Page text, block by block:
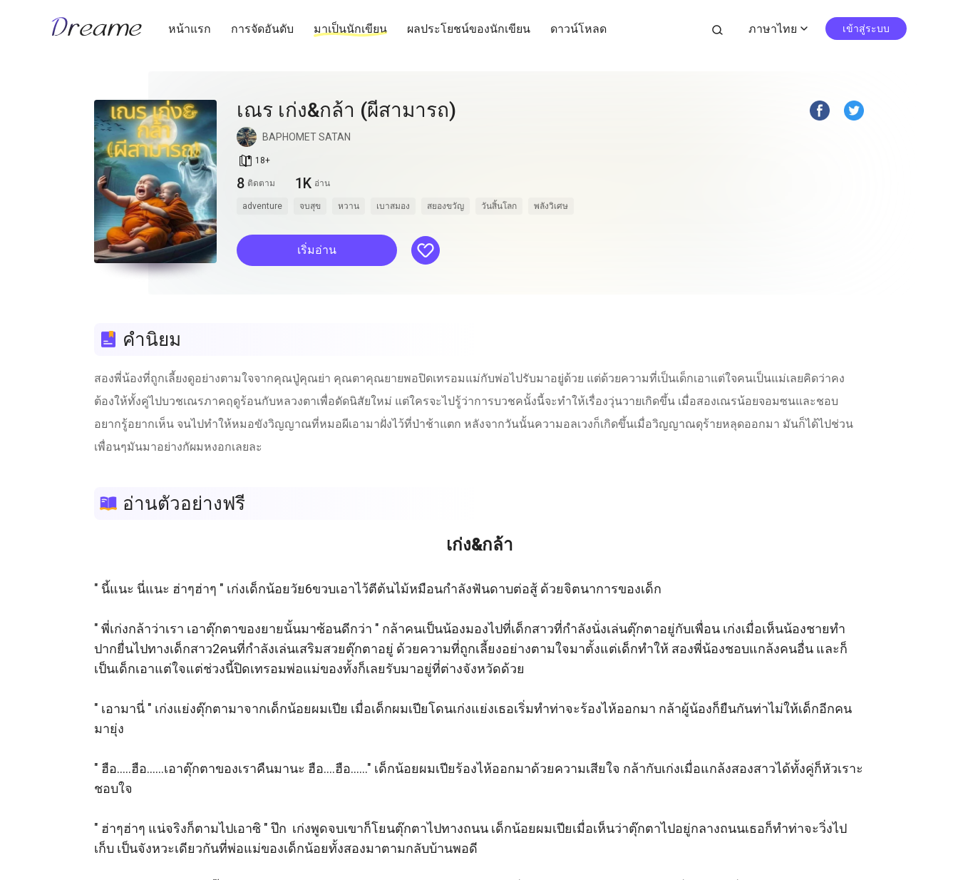
หน้าแรก การจัดอันดับ มาเป็นนักเขียน ผลประโยชน์ของนักเขียน ดาวน์โหลด search ภาษาไทย expand_more เข้าสู่ระบบ
เณร เก่ง&กล้า (ผีสามารถ)
BAPHOMET SATAN
book_age 18+
8 ติดตาม 1K อ่าน
adventure จบสุข หวาน เบาสมอง สยองขวัญ วันสิ้นโลก พลังวิเศษ
เริ่มอ่าน like
คำนิยม
สองพี่น้องที่ถูกเลี้ยงดูอย่างตามใจจากคุณปู่คุณย่า คุณตาคุณยายพอปิดเทรอมแม่กับพ่อไปรับมาอยู่ด้วย แต่ด้วยความที่เป็นเด็กเอาแต่ใจคนเป็นแม่เลยคิดว่าคง
ต้องให้ทั้งคู่ไปบวชเณรภาคฤดูร้อนกับหลวงตาเพื่อดัดนิสัยใหม่ แต่ใครจะไปรู้ว่าการบวชคนั้งนี้จะทำให้เรื่องวุ่นวายเกิดขึ้น เมื่อสองเณรน้อยจอมซนและชอบ
อยากรู้อยากเห็น จนไปทำให้หมอขังวิญญาณที่หมอผีเอามาฝั่งไว้ที่ป่าช้าแตก หลังจากวันนั้นความอลเวงก็เกิดขึ้นเมื่อวิญญาณดุร้ายหลุดออกมา มันก็ได้ไปช่วน
เพื่อนๆมันมาอย่างกัผมหงอกเลยละ
อ่านตัวอย่างฟรี
เก่ง&กล้า
" นี้แนะ นี่แนะ ฮ่าๆฮ่าๆ " เก่งเด็กน้อยวัย6ขวบเอาไว้ตีต้นไม้หมือนกำลังฟันดาบต่อสู้ ด้วยจิตนาการของเด็ก
" พี่เก่งกล้าว่าเรา เอาตุ๊กตาของยายนั้นมาซ้อนดีกว่า " กล้าคนเป็นน้องมองไปที่เด็กสาวที่กำลังนั่งเล่นตุ๊กตาอยู่กับเพื่อน เก่งเมื่อเห็นน้องชายทำ
ปากยื่นไปทางเด็กสาว2คนที่กำลังเล่นเสริมสวยตุ๊กตาอยู่ ด้วยความที่ถูกเลี้ยงอย่างตามใจมาตั้งแต่เด็กทำให้ สองพี่น้องชอบแกล้งคนอื่น และก็
เป็นเด็กเอาแต่ใจแต่ช่วงนี้ปิดเทรอมพ่อแม่ของทั้งก็เลยรับมาอยู่ที่ต่างจังหวัดด้วย
" เอามานี่ " เก่งแย่งตุ๊กตามาจากเด็กน้อยผมเปีย เมื่อเด็กผมเปียโดนเก่งแย่งเธอเริ่มทำท่าจะร้องไห้ออกมา กล้าผู้น้องก็ยืนกันท่าไม่ให้เด็กอีกคน
มายุ่ง
" ฮือ.....ฮือ......เอาตุ๊กตาของเราคืนมานะ ฮือ....ฮือ......" เด็กน้อยผมเปียร้องไห้ออกมาด้วยความเสียใจ กล้ากับเก่งเมื่อแกล้งสองสาวได้ทั้งคู่ก็หัวเราะ
ชอบใจ
" ฮ่าๆฮ่าๆ แน่จริงก็ตามไปเอาซิ " ปึก  เก่งพูดจบเขาก็โยนตุ๊กตาไปทางถนน เด็กน้อยผมเปียเมื่อเห็นว่าตุ๊กตาไปอยู่กลางถนนเธอก็ทำท่าจะวิ่งไป
เก็บ เป็นจังหวะเดียวกันที่พ่อแม่ของเด็กน้อยทั้งสองมาตามกลับบ้านพอดี